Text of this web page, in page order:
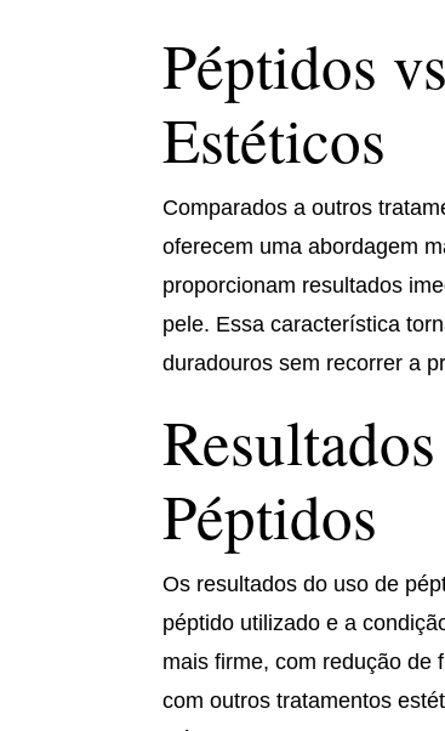
Péptidos
Estéticos
Comparados a outros
oferecem uma abordagem
proporcionam resultados
pele. Essa característica
duradouros sem recorrer a
Péptidos
Os resultados do uso de
péptido utilizado e a
mais firme, com redução de
com outros tratamentos